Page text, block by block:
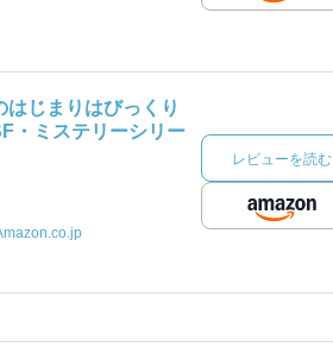
じまりはびっくり
・ミステリーシリー
レビューを読む